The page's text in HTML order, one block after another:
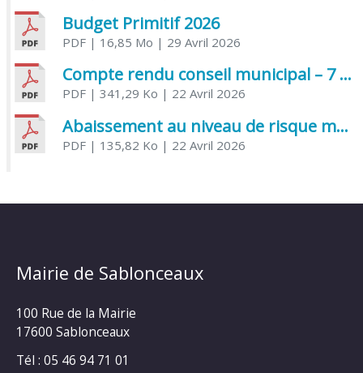
Budget Primitif 2026
PDF| 16,85 Mo | 29 Avril 2026
Compte rendu conseil municipal – 7 avril 2026
PDF| 341,29 Ko | 22 Avril 2026
Abaissement au niveau de risque modéré de l’Influenza aviaire
PDF| 135,82 Ko | 22 Avril 2026
Mairie de Sablonceaux
100 Rue de la Mairie
17600 Sablonceaux
Tél : 05 46 94 71 01